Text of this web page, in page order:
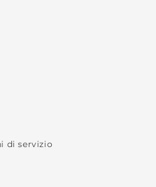
di servizio